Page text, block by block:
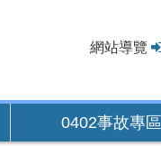
網站導覽
0402事故專區